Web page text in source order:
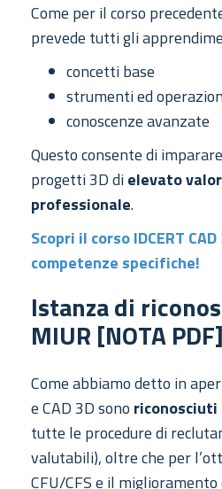
Come per il corso
prevede tutti gli
concetti base
strumenti ed
conoscenze avanzate
Questo consente di
progetti 3D dielevato
professionale.
Scopri il corso IDCERT
competenze specifiche!
Istanza di
MIUR [NOTA PDF]
Come abbiamo detto in
e CAD 3D sono riconosciuti
tutte le procedure di
valutabili), oltre che per
CFU/CFS e il miglioramento